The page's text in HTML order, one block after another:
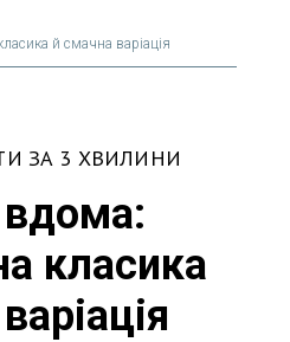
й смачна варіація
ЗА 3 ХВИЛИНИ
вдома:
класика